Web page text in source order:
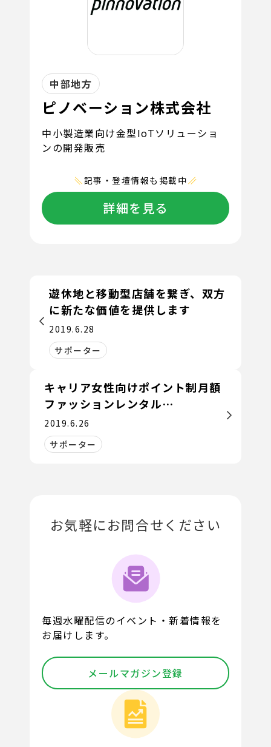
中部地方
ピノベーション株式会社
中小製造業向け金型IoTソリューショ
ンの開発販売
記事・登壇情報も掲載中
詳細を見る
遊休地と移動型店舗を繋ぎ、双方
に新たな価値を提供します
2019.6.28
サポーター
キャリア女性向けポイント制月額
ファッションレンタル
『Brista』
2019.6.26
サポーター
お気軽にお問合せください
毎週水曜配信のイベント・新着情報を
お届けします。
メールマガジン登録